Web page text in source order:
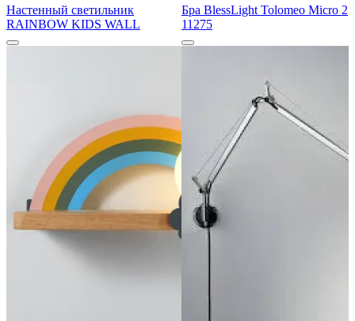
Настенный светильник
RAINBOW KIDS WALL
Бра BlessLight Tolomeo Micro 2
11275